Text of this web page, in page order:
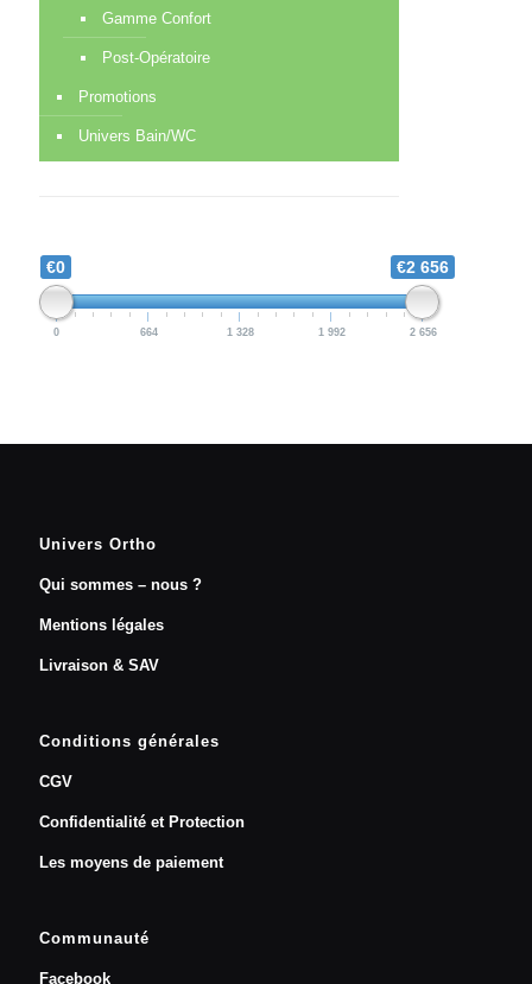
Gamme Confort
Post-Opératoire
Promotions
Univers Bain/WC
€0 €2 656
0 664 1 328 1 992 2 656
Univers Ortho
Qui sommes – nous ?
Mentions légales
Livraison & SAV
Conditions générales
CGV
Confidentialité et Protection
Les moyens de paiement
Communauté
Facebook